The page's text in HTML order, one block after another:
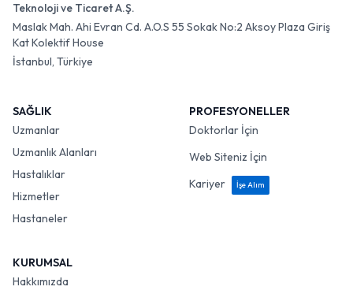
Teknoloji ve Ticaret A.Ş.
Maslak Mah. Ahi Evran Cd. A.O.S 55 Sokak No:2 Aksoy Plaza Giriş
Kat Kolektif House
İstanbul, Türkiye
SAĞLIK
Uzmanlar
Uzmanlık Alanları
Hastalıklar
Hizmetler
Hastaneler
PROFESYONELLER
Doktorlar İçin
Web Siteniz İçin
Kariyer
İşe Alım
KURUMSAL
Hakkımızda